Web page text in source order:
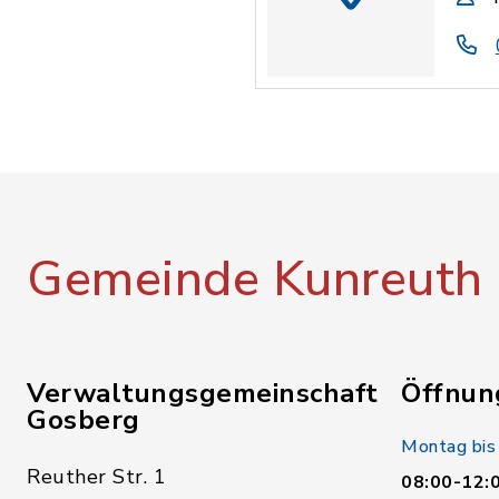
Gemeinde Kunreuth
Verwaltungsgemeinschaft
Gosberg
Reuther Str. 1
Montag
08:00-